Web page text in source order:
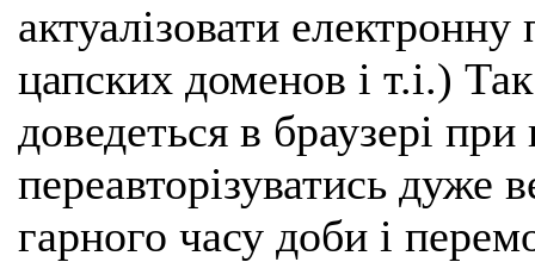
актуалізовати
цапских доменов і т.і.)
доведеться в браузері
переавторізуватись
гарного часу доби і